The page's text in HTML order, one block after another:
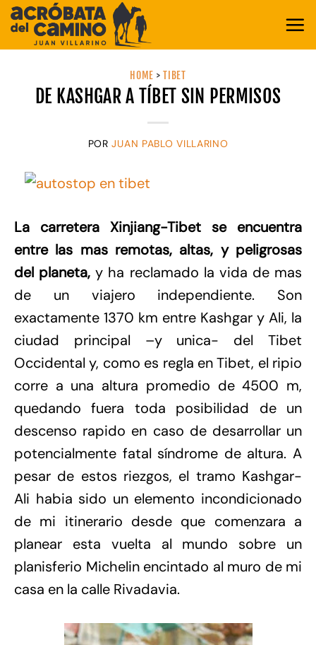
Saltar
contenido
HOME >TIBET
DE KASHGAR A TÍBET SIN PERMISOS
PORJUAN PABLO VILLARINO
La carretera Xinjiang-Tibet se encuentra
entre las mas remotas, altas, y peligrosas
del planeta, y ha reclamado la vida de mas
de un viajero independiente. Son
exactamente 1370 km entre Kashgar y Ali, la
ciudad principal –y unica- del Tibet
Occidental y, como es regla en Tibet, el ripio
corre a una altura promedio de 4500 m,
quedando fuera toda posibilidad de un
descenso rapido en caso de desarrollar un
potencialmente fatal síndrome de altura. A
pesar de estos riezgos, el tramo Kashgar-
Ali habia sido un elemento incondicionado
de mi itinerario desde que comenzara a
planear esta vuelta al mundo sobre un
planisferio Michelin encintado al muro de mi
casa en la calle Rivadavia.